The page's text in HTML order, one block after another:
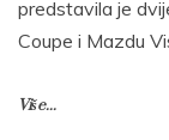
predstavila je
Coupe i Mazdu
Više...